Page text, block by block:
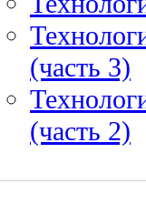
(часть 3)
(часть 2)